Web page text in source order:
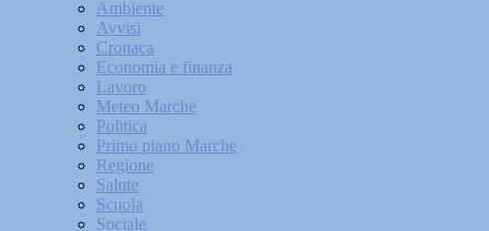
Ambiente
Avvisi
Cronaca
Economia e finanza
Lavoro
Meteo Marche
Politica
Primo piano Marche
Regione
Salute
Scuola
Sociale